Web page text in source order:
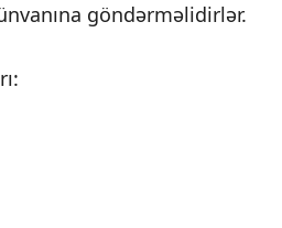
göndərməlidirlər.